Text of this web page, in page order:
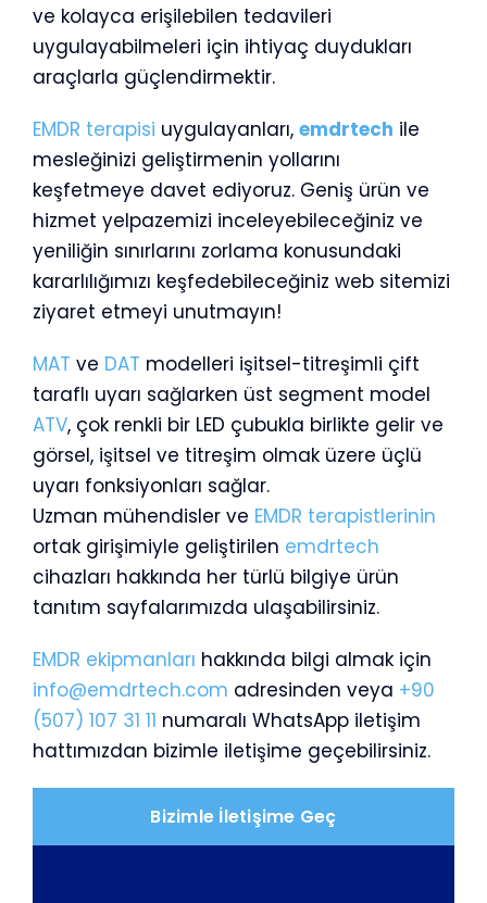
ve kolayca erişilebilen tedavileri
uygulayabilmeleri için ihtiyaç duydukları
araçlarla güçlendirmektir.
EMDR terapisi uygulayanları, emdrtech ile
mesleğinizi geliştirmenin yollarını
keşfetmeye davet ediyoruz. Geniş ürün ve
hizmet yelpazemizi inceleyebileceğiniz ve
yeniliğin sınırlarını zorlama konusundaki
kararlılığımızı keşfedebileceğiniz web sitemizi
ziyaret etmeyi unutmayın!
MAT ve DAT modelleri işitsel-titreşimli çift
taraflı uyarı sağlarken üst segment model
ATV, çok renkli bir LED çubukla birlikte gelir ve
görsel, işitsel ve titreşim olmak üzere üçlü
uyarı fonksiyonları sağlar.
Uzman mühendisler ve EMDR terapistlerinin
ortak girişimiyle geliştirilen emdrtech
cihazları hakkında her türlü bilgiye ürün
tanıtım sayfalarımızda ulaşabilirsiniz.
EMDR ekipmanları hakkında bilgi almak için
info@emdrtech.com adresinden veya +90
(507) 107 31 11 numaralı WhatsApp iletişim
hattımızdan bizimle iletişime geçebilirsiniz.
Bizimle İletişime Geç